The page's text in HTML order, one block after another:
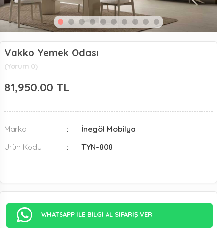
Vakko Yemek Odası
(Yorum 0)
81,950.00 TL
Marka
İnegöl Mobilya
Ürün Kodu
TYN-808
WHATSAPP İLE BİLGİ AL SİPARİŞ VER